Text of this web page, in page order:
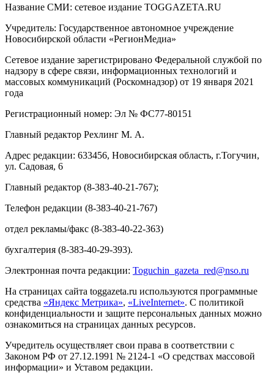
Название СМИ: cетевое издание TOGGAZETA.RU
Учредитель: Государственное автономное учреждение
Новосибирской области «РегионМедиа»
Сетевое издание зарегистрировано Федеральной службой по
надзору в сфере связи, информационных технологий и
массовых коммуникаций (Роскомнадзор) от 19 января 2021
года
Регистрационный номер: Эл № ФС77-80151
Главный редактор Рехлинг М. А.
Адрес редакции: 633456, Новосибирская область, г.Тогучин,
ул. Садовая, 6
Главный редактор (8-383-40-21-767);
Телефон редакции (8-383-40-21-767)
отдел рекламы/факс (8-383-40-22-363)
бухгалтерия (8-383-40-29-393).
Электронная почта редакции: Toguchin gazeta red@nso.ru
На страницах сайта toggazeta.ru используются программные
средства «Яндекс Метрика», «LiveInternet». С политикой
конфиденциальности и защите персональных данных можно
ознакомиться на страницах данных ресурсов.
Учредитель осуществляет свои права в соответствии с
Законом РФ от 27.12.1991 № 2124-1 «О средствах массовой
информации» и Уставом редакции.